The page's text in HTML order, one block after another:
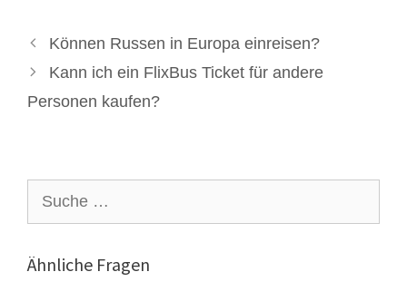
Können Russen in Europa einreisen?
Kann ich ein FlixBus Ticket für andere
Personen kaufen?
nach:
Ähnliche Fragen